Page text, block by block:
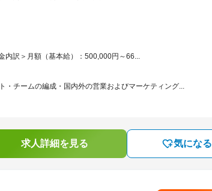
内訳＞月額（基本給）：500,000円～66...
・チームの編成・国内外の営業およびマーケティング...
求人詳細を見る 気になる